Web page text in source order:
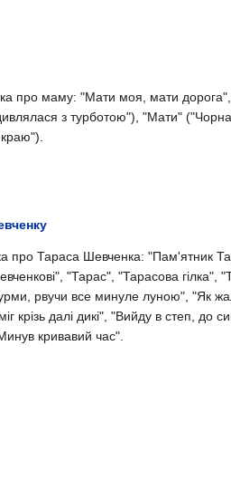
про маму: "Мати моя, мати
з турботою"), "Мати"
про Тараса Шевченка: "Пам'ятник
"Тарас", "Тарасова гілка",
рвучи все минуле луною", "Як
крізь далі дикі", "Вийду в степ, до
кривавий час".